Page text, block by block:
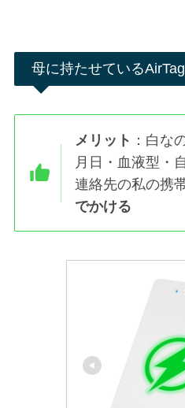
母に持たせている
メリット ：白な
月日・血液型・
連絡先の私の携
でかける